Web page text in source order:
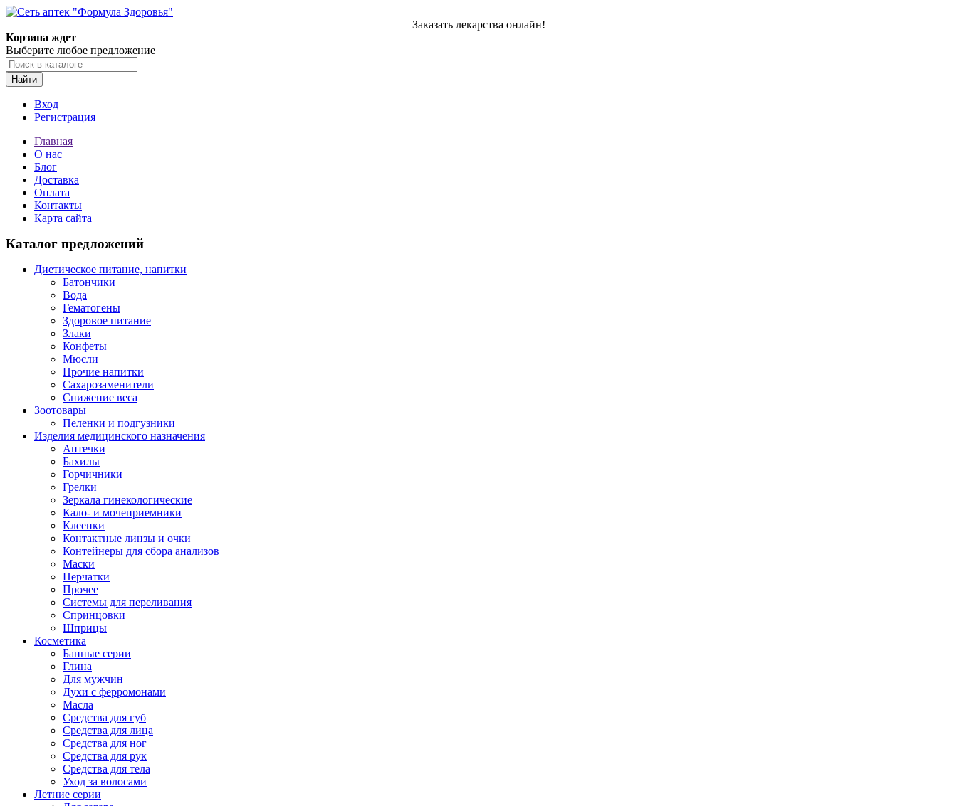
Заказать лекарства онлайн!
Корзина ждет
Выберите любое предложение
Найти
Вход
Регистрация
Главная
О нас
Блог
Доставка
Оплата
Контакты
Карта сайта
Каталог предложений
Диетическое питание, напитки
Батончики
Вода
Гематогены
Здоровое питание
Злаки
Конфеты
Мюсли
Прочие напитки
Сахарозаменители
Снижение веса
Зоотовары
Пеленки и подгузники
Изделия медицинского назначения
Аптечки
Бахилы
Горчичники
Грелки
Зеркала гинекологические
Кало- и мочеприемники
Клеенки
Контактные линзы и очки
Контейнеры для сбора анализов
Маски
Перчатки
Прочее
Системы для переливания
Спринцовки
Шприцы
Косметика
Банные серии
Глина
Для мужчин
Духи с ферромонами
Масла
Средства для губ
Средства для лица
Средства для ног
Средства для рук
Средства для тела
Уход за волосами
Летние серии